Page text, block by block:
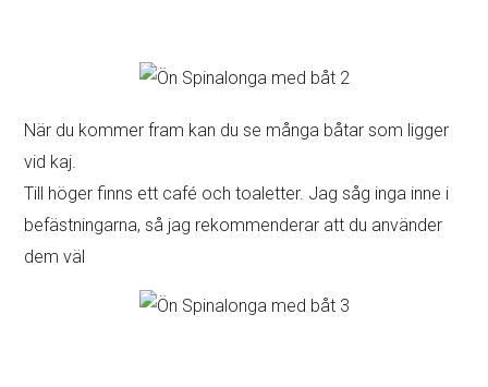
När du kommer fram kan du se många båtar som ligger
vid kaj.
Till höger finns ett café och toaletter. Jag såg inga inne i
befästningarna, så jag rekommenderar att du använder
dem väl